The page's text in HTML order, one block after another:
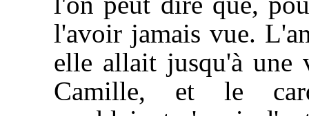
l'avoir jamais vue.
elle allait jusqu'à une
Camille, et le